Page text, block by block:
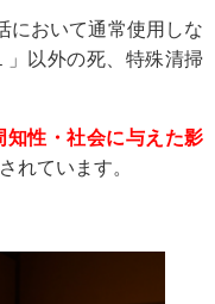
において通常使用しな
」以外の死、特殊清掃
知性・社会に与えた影
れています。